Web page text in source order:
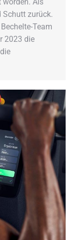
Schutt zurück.
Team
2023 die